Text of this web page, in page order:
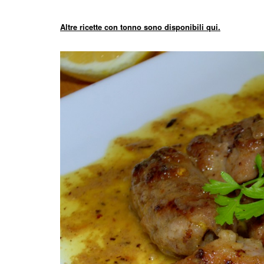
Altre ricette con tonno sono disponibili qui.